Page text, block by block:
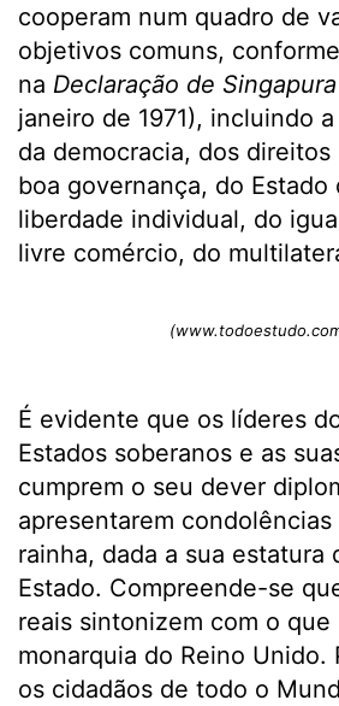
cooperam num quadro de
objetivos comuns,
na Declaração de Singapura
janeiro de 1971), incluindo
da democracia, dos direitos
boa governança, do Estado
liberdade individual, do
livre comércio, do
É evidente que os líderes
Estados soberanos e as
cumprem o seu dever
apresentarem
rainha, dada a sua estatura
Estado. Compreende-se
reais sintonizem com o que
monarquia do Reino Unido.
os cidadãos de todo o